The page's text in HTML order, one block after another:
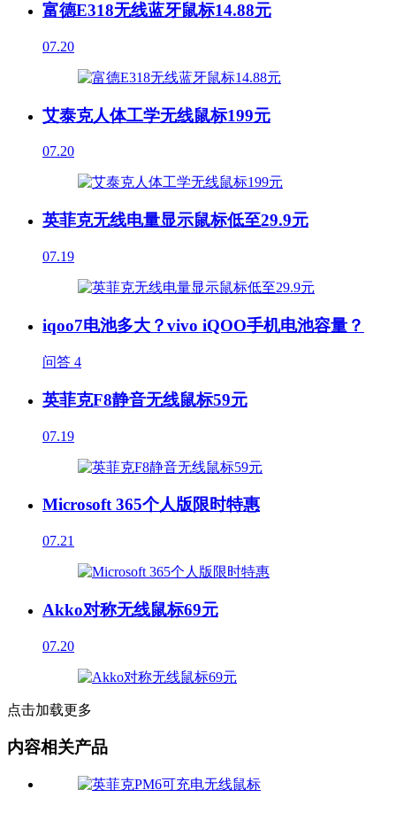
富德E318无线蓝牙鼠标14.88元
07.20
艾泰克人体工学无线鼠标199元
07.20
英菲克无线电量显示鼠标低至29.9元
07.19
iqoo7电池多大？vivo iQOO手机电池容量？
问答 4
英菲克F8静音无线鼠标59元
07.19
Microsoft 365个人版限时特惠
07.21
Akko对称无线鼠标69元
07.20
点击加载更多
内容相关产品